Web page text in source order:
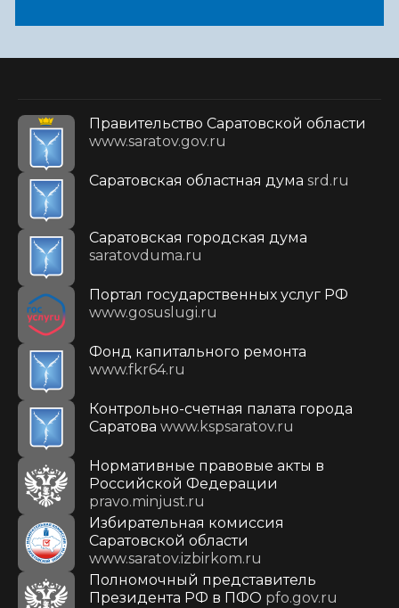
Правительство Саратовской области
www.saratov.gov.ru
Саратовская областная дума srd.ru
Саратовская городская дума
saratovduma.ru
Портал государственных услуг РФ
www.gosuslugi.ru
Фонд капитального ремонта
www.fkr64.ru
Контрольно-счетная палата города
Саратова www.kspsaratov.ru
Нормативные правовые акты в
Российской Федерации
pravo.minjust.ru
Избирательная комиссия
Саратовской области
www.saratov.izbirkom.ru
Полномочный представитель
Президента РФ в ПФО pfo.gov.ru